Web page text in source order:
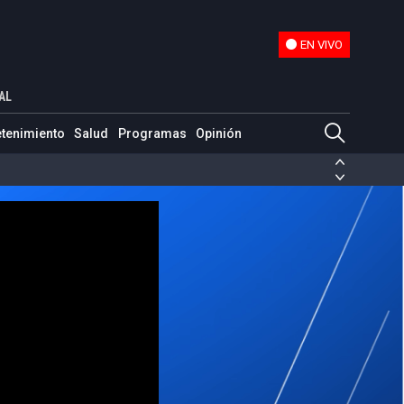
EN VIVO
Salud Programas Opinión
de las FARC